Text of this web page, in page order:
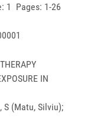
1 Pages: 1-26
IN
S (Matu, Silviu);